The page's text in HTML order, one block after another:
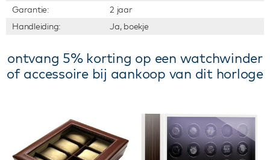
Garantie:
2 jaar
Handleiding:
Ja, boekje
ontvang 5% korting op een watchwinder
of accessoire bij aankoop van dit horloge